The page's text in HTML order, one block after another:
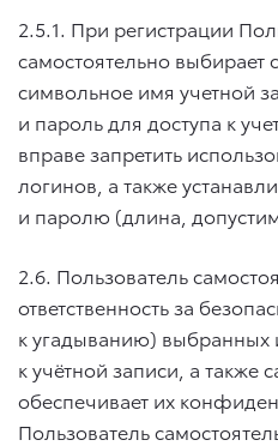
2.5.1. При регистрации
самостоятельно выбирает
символьное имя учетной
и пароль для доступа к
вправе запретить
логинов, а также
и паролю (длина,
2.6. Пользователь
ответственность за
к угадыванию) выбранных
к учётной записи, а также
обеспечивает их
Пользователь